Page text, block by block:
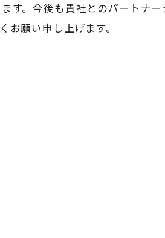
す。今後も貴社とのパートナ
願い申し上げます。